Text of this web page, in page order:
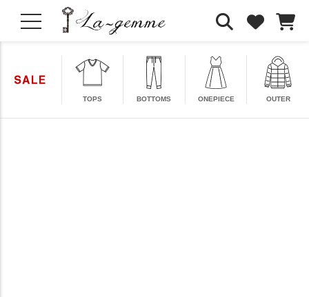
TOPS BOTTOMS ONEPIECE OUTER